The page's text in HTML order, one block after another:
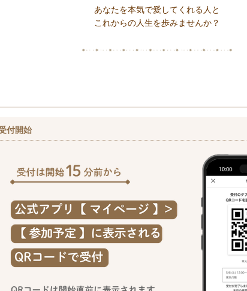
あなたを本気で愛してくれる人と
これからの人生を歩みませんか？
付開始